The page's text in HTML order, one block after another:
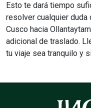
Esto te dará tiempo
resolver cualquier
Cusco hacia
adicional de traslado.
tu viaje sea tranquilo y